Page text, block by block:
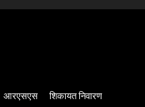
आरएसएस शिकायत निवारण